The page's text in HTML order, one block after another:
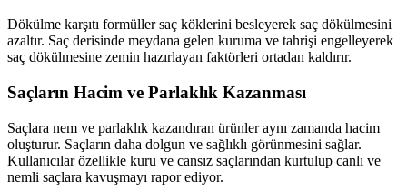
Dökülme karşıtı formüller saç köklerini besleyerek saç dökülmesini
azaltır. Saç derisinde meydana gelen kuruma ve tahrişi engelleyerek
saç dökülmesine zemin hazırlayan faktörleri ortadan kaldırır.
Saçların Hacim ve Parlaklık Kazanması
Saçlara nem ve parlaklık kazandıran ürünler aynı zamanda hacim
oluşturur. Saçların daha dolgun ve sağlıklı görünmesini sağlar.
Kullanıcılar özellikle kuru ve cansız saçlarından kurtulup canlı ve
nemli saçlara kavuşmayı rapor ediyor.